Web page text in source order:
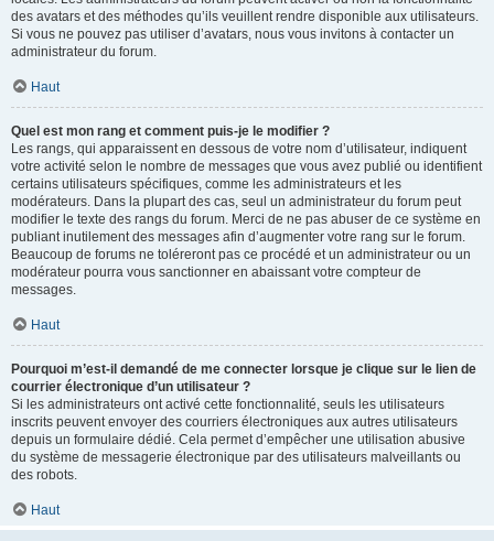
des avatars et des méthodes qu’ils veuillent rendre disponible aux utilisateurs.
Si vous ne pouvez pas utiliser d’avatars, nous vous invitons à contacter un
administrateur du forum.
Haut
Quel est mon rang et comment puis-je le modifier ?
Les rangs, qui apparaissent en dessous de votre nom d’utilisateur, indiquent
votre activité selon le nombre de messages que vous avez publié ou identifient
certains utilisateurs spécifiques, comme les administrateurs et les
modérateurs. Dans la plupart des cas, seul un administrateur du forum peut
modifier le texte des rangs du forum. Merci de ne pas abuser de ce système en
publiant inutilement des messages afin d’augmenter votre rang sur le forum.
Beaucoup de forums ne toléreront pas ce procédé et un administrateur ou un
modérateur pourra vous sanctionner en abaissant votre compteur de
messages.
Haut
Pourquoi m’est-il demandé de me connecter lorsque je clique sur le lien de
courrier électronique d’un utilisateur ?
Si les administrateurs ont activé cette fonctionnalité, seuls les utilisateurs
inscrits peuvent envoyer des courriers électroniques aux autres utilisateurs
depuis un formulaire dédié. Cela permet d’empêcher une utilisation abusive
du système de messagerie électronique par des utilisateurs malveillants ou
des robots.
Haut